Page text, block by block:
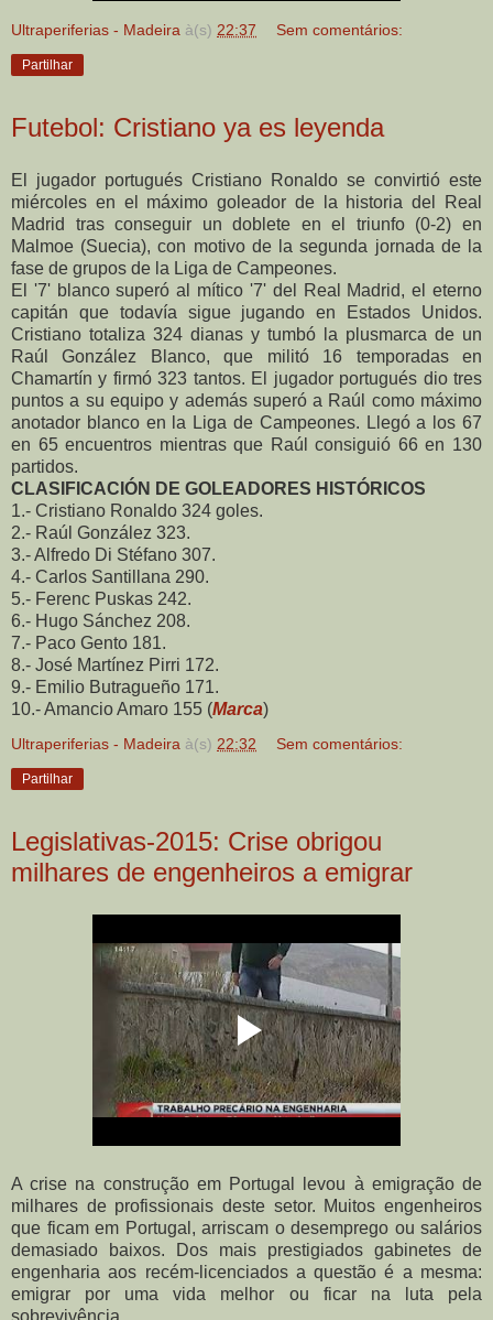
Ultraperiferias - Madeira à(s) 22:37 Sem comentários:
Partilhar
Futebol: Cristiano ya es leyenda
El jugador portugués Cristiano Ronaldo se convirtió este
miércoles en el máximo goleador de la historia del Real
Madrid tras conseguir un doblete en el triunfo (0-2) en
Malmoe (Suecia), con motivo de la segunda jornada de la
fase de grupos de la Liga de Campeones.
El '7' blanco superó al mítico '7' del Real Madrid, el eterno
capitán que todavía sigue jugando en Estados Unidos.
Cristiano totaliza 324 dianas y tumbó la plusmarca de un
Raúl González Blanco, que militó 16 temporadas en
Chamartín y firmó 323 tantos. El jugador portugués dio tres
puntos a su equipo y además superó a Raúl como máximo
anotador blanco en la Liga de Campeones. Llegó a los 67
en 65 encuentros mientras que Raúl consiguió 66 en 130
partidos.
CLASIFICACIÓN DE GOLEADORES HISTÓRICOS
1.- Cristiano Ronaldo 324 goles.
2.- Raúl González 323.
3.- Alfredo Di Stéfano 307.
4.- Carlos Santillana 290.
5.- Ferenc Puskas 242.
6.- Hugo Sánchez 208.
7.- Paco Gento 181.
8.- José Martínez Pirri 172.
9.- Emilio Butragueño 171.
10.- Amancio Amaro 155 (Marca)
Ultraperiferias - Madeira à(s) 22:32 Sem comentários:
Partilhar
Legislativas-2015: Crise obrigou
milhares de engenheiros a emigrar
A crise na construção em Portugal levou à emigração de
milhares de profissionais deste setor. Muitos engenheiros
que ficam em Portugal, arriscam o desemprego ou salários
demasiado baixos. Dos mais prestigiados gabinetes de
engenharia aos recém-licenciados a questão é a mesma:
emigrar por uma vida melhor ou ficar na luta pela
sobrevivência.